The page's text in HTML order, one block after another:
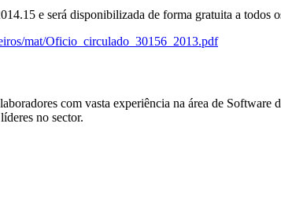
e será disponibilizada de forma gratuita a
mat/Oficio_circulado_30156_2013.pdf
com vasta experiência na área de Software
no sector.